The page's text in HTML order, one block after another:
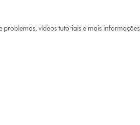
problemas, vídeos tutoriais e mais informações